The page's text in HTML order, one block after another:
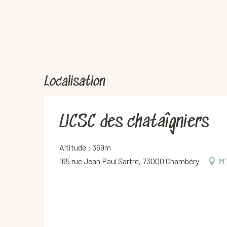
Localisation
UCSC des chataîgniers
Altitude : 369m
165 rue Jean Paul Sartre, 73000 Chambéry